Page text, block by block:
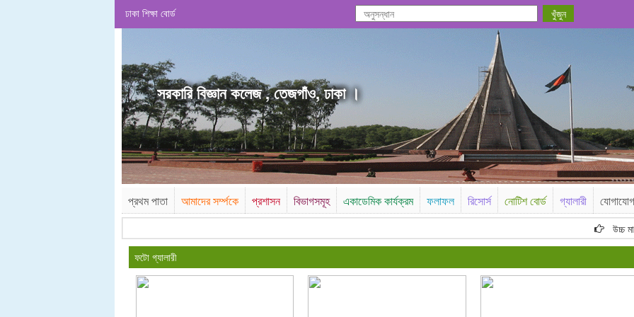
ঢাকা শিক্ষা বোর্ড
.
সরকারি বিজ্ঞান কলেজ , তেজগাঁও, ঢাকা ।
প্রথম পাতা আমাদের সর্ম্পকে প্রশাসন বিভাগসমূহ একাডেমিক কার্যক্রম ফলাফল রিসোর্স নোটিশ বোর্ড গ্যালারী যোগাযোগ
উচ্চ
ফটো গ্যালারী